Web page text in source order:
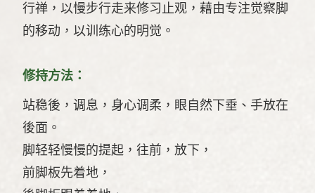
行禅，以慢步行走来修习止观，藉由专注觉察脚
的移动，以训练心的明觉。
修持方法：
站稳後，调息，身心调柔，眼自然下垂、手放在
後面。
脚轻轻慢慢的提起，往前，放下，
前脚板先着地，